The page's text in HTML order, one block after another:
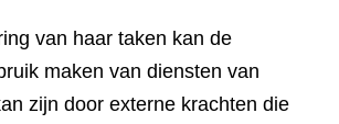
van haar taken kan de
maken van diensten van
zijn door externe krachten die